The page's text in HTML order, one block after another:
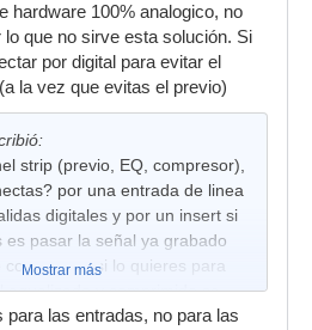
hardware 100% analogico, no
lo que no sirve esta solución. Si
por digital para evitar el
la vez que evitas el previo)
strip (previo, EQ, compresor),
por una entrada de linea
digitales y por un insert si
es pasar la señal ya grabado
si lo quieres para
equalizado y comprimido se
o por digital NUNCA por
Mostrar más
para las entradas, no para las